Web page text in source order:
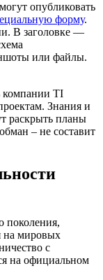
опубликовать
форму.
В заголовке —
или файлы.
компании TI
Знания и
раскрыть планы
– не составит
поколения,
на мировых
с
на официальном